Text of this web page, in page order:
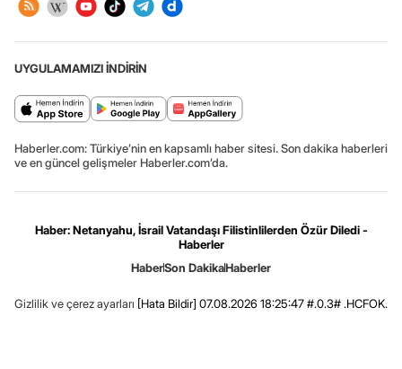
UYGULAMAMIZI İNDİRİN
Haberler.com: Türkiye’nin en kapsamlı haber sitesi. Son dakika haberleri
ve en güncel gelişmeler Haberler.com’da.
Haber: Netanyahu, İsrail Vatandaşı Filistinlilerden Özür Diledi -
Haberler
HaberSon DakikaHaberler
Gizlilik ve çerez ayarları [Hata Bildir] 07.08.2026 18:25:47 #.0.3# .HCFOK.